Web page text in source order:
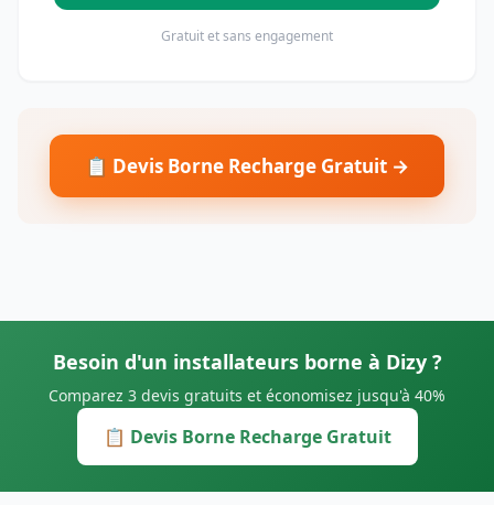
Gratuit et sans engagement
📋 Devis Borne Recharge Gratuit →
Besoin d'un installateurs borne à Dizy ?
Comparez 3 devis gratuits et économisez jusqu'à 40%
📋 Devis Borne Recharge Gratuit